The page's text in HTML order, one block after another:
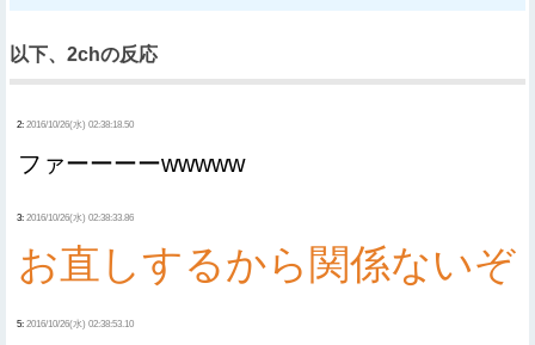
以下、2chの反応
2: 2016/10/26(水) 02:38:18.50
ファーーーーwwwww
3: 2016/10/26(水) 02:38:33.86
お直しするから関係ないぞ
5: 2016/10/26(水) 02:38:53.10